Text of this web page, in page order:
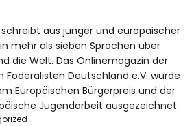
schreibt aus junger und europäischer
mehr als sieben Sprachen über
die Welt. Das Onlinemagazin der
Föderalisten Deutschland e.V. wurde
Europäischen Bürgerpreis und der
Jugendarbeit ausgezeichnet.